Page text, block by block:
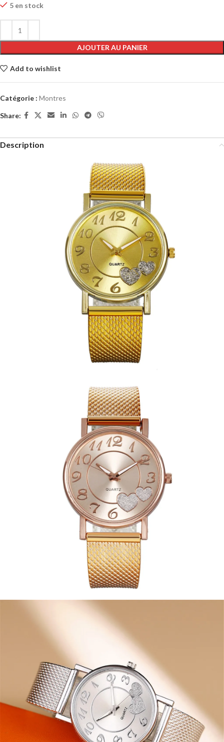
5 en stock
AJOUTER AU PANIER
Add to wishlist
Catégorie : Montres
Share:
Description